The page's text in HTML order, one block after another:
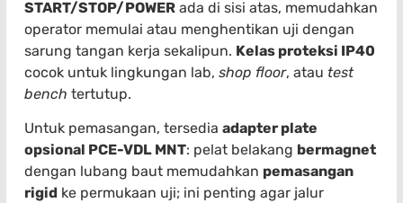
START/STOP/POWER ada di sisi atas, memudahkan
operator memulai atau menghentikan uji dengan
sarung tangan kerja sekalipun. Kelas proteksi IP40
cocok untuk lingkungan lab, shop floor, atau test
bench tertutup.
Untuk pemasangan, tersedia adapter plate
opsional PCE-VDL MNT: pelat belakang bermagnet
dengan lubang baut memudahkan pemasangan
rigid ke permukaan uji; ini penting agar jalur